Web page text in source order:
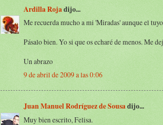
Ardilla Rojadijo...
Me recuerda mucho a mi 'Miradas' aunque el
Pásalo bien. Yo si que os echaré de menos. Me
Un abrazo
9 de abril de 2009 a las 0:06
Juan Manuel Rodríguez de Sousadijo...
Muy bien escrito, Felisa.